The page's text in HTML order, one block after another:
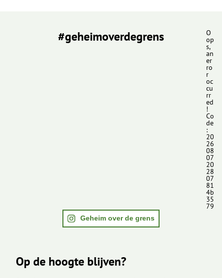
#geheimoverdegrens O
op
s,
an
er
ro
r
oc
cu
rr
ed
!
Co
de
:
20
26
08
07
20
28
07
81
4b
35
79
Geheim over de grens
Op de hoogte blijven?